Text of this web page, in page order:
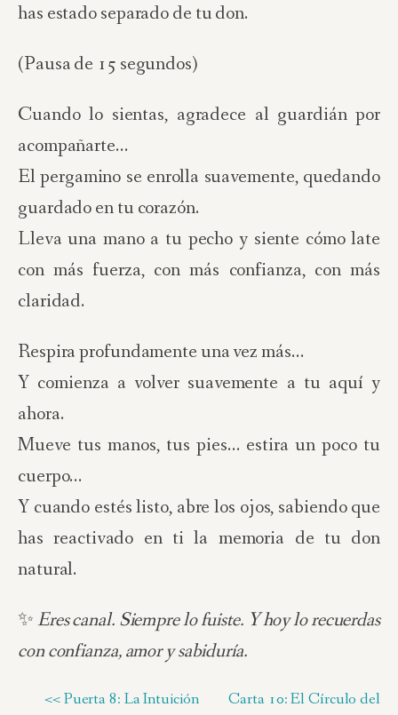
has estado separado de tu don.
(Pausa de 15 segundos)
Cuando lo sientas, agradece al guardián por
acompañarte…
El pergamino se enrolla suavemente, quedando
guardado en tu corazón.
Lleva una mano a tu pecho y siente cómo late
con más fuerza, con más confianza, con más
claridad.
Respira profundamente una vez más…
Y comienza a volver suavemente a tu aquí y
ahora.
Mueve tus manos, tus pies… estira un poco tu
cuerpo…
Y cuando estés listo, abre los ojos, sabiendo que
has reactivado en ti la memoria de tu don
natural.
✨ Eres canal. Siempre lo fuiste. Y hoy lo recuerdas
con confianza, amor y sabiduría.
<< Puerta 8: La Intuición
Carta 10: El Círculo del